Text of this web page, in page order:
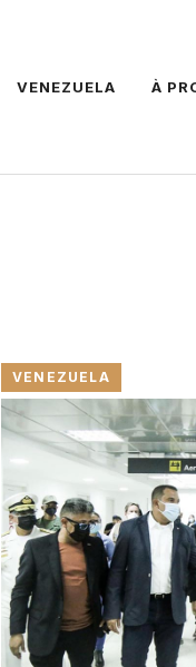
VENEZUELA À
VENEZUELA